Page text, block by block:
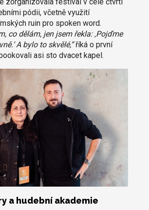
pódii, včetně využití
ruin pro spoken word.
co dělám, jen jsem řekla: ‚Pojďme
A bylo to skvělé,“říká o první
asi sto dvacet kapel.
a hudební akademie